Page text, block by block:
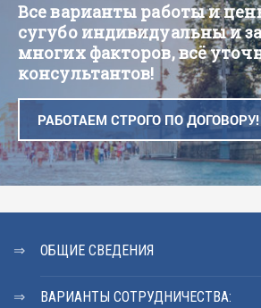
Все варианты работы и
сугубо индивидуальны и
многих факторов, всё
консультантов!
РАБОТАЕМ СТРОГО ПО ДОГОВОРУ!
ОБЩИЕ СВЕДЕНИЯ
ВАРИАНТЫ СОТРУДНИЧЕСТВА: